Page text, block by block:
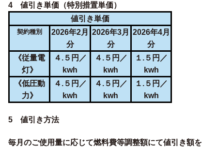
4 値引き単価（特別措置単価）
値引き単価
契約種別
2026年2月
分
2026年3月
分
2026年4月
分
《従量電
灯》
４.５円／
kwh
４.５円／
kwh
１.５円／
kwh
《低圧動
力》
４.５円／
kwh
４.５円／
kwh
１.５円／
kwh
5 値引き方法
毎月のご使用量に応じて燃料費等調整額にて値引き額を